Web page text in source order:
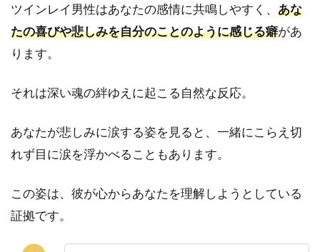
も感
じな
い、
一緒
けで
され
る感
覚
な
ぜ？
ンレ
ツインレイ男性はあなたの感情に共鳴しやすく、 あな
たの喜びや悲しみを自分のことのように感じる癖があ
ります。
それは深い魂の絆ゆえに起こる自然な反応。
あなたが悲しみに涙する姿を見ると、一緒にこらえ切
れず目に涙を浮かべることもあります。
この姿は、彼が心からあなたを理解しようとしている
証拠です。